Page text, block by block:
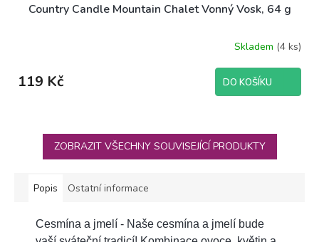
Country Candle Mountain Chalet Vonný Vosk, 64 g
Skladem (4 ks)
119 Kč DO KOŠÍKU
ZOBRAZIT VŠECHNY SOUVISEJÍCÍ PRODUKTY
Popis Ostatní informace
Cesmína a jmelí - Naše cesmína a jmelí bude